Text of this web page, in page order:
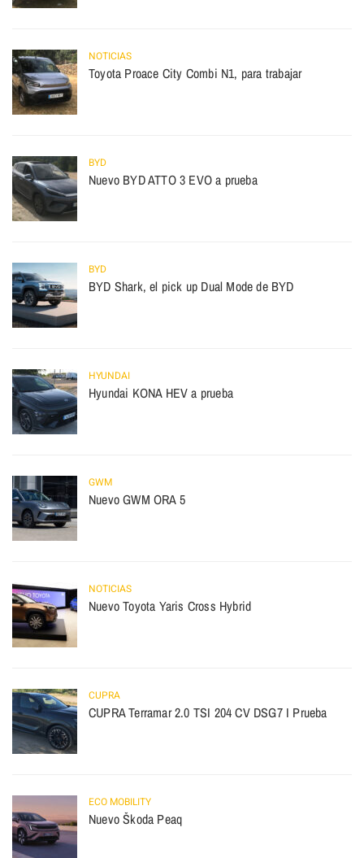
NOTICIAS
Toyota Proace City Combi N1, para trabajar
BYD
Nuevo BYD ATTO 3 EVO a prueba
BYD
BYD Shark, el pick up Dual Mode de BYD
HYUNDAI
Hyundai KONA HEV a prueba
GWM
Nuevo GWM ORA 5
NOTICIAS
Nuevo Toyota Yaris Cross Hybrid
CUPRA
CUPRA Terramar 2.0 TSI 204 CV DSG7 I Prueba
ECO MOBILITY
Nuevo Škoda Peaq